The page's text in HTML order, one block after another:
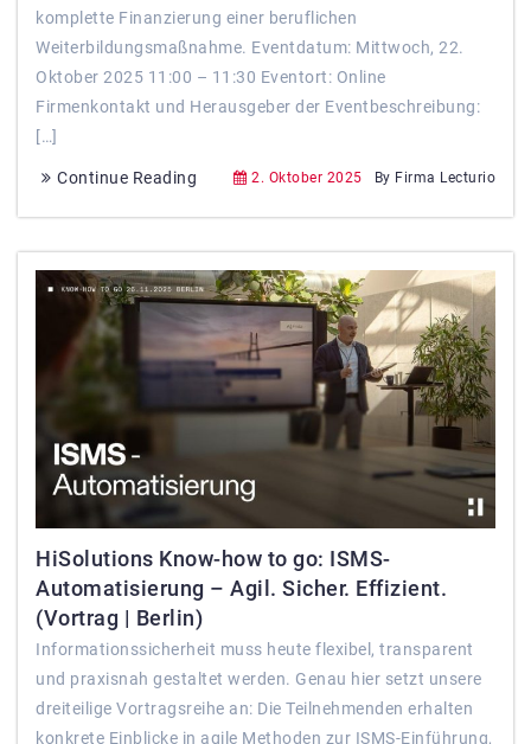
komplette Finanzierung einer beruflichen
Weiterbildungsmaßnahme. Eventdatum: Mittwoch, 22.
Oktober 2025 11:00 – 11:30 Eventort: Online
Firmenkontakt und Herausgeber der Eventbeschreibung:
[…]
Continue Reading 2. Oktober 2025 By Firma Lecturio
HiSolutions Know-how to go: ISMS-
Automatisierung – Agil. Sicher. Effizient.
(Vortrag | Berlin)
Informationssicherheit muss heute flexibel, transparent
und praxisnah gestaltet werden. Genau hier setzt unsere
dreiteilige Vortragsreihe an: Die Teilnehmenden erhalten
konkrete Einblicke in agile Methoden zur ISMS-Einführung,